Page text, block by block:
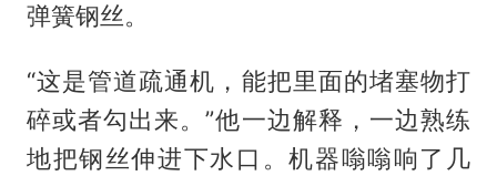
弹簧钢丝。
“这是管道疏通机，能把里面的堵塞物打
碎或者勾出来。”他一边解释，一边熟练
地把钢丝伸进下水口。机器嗡嗡响了几